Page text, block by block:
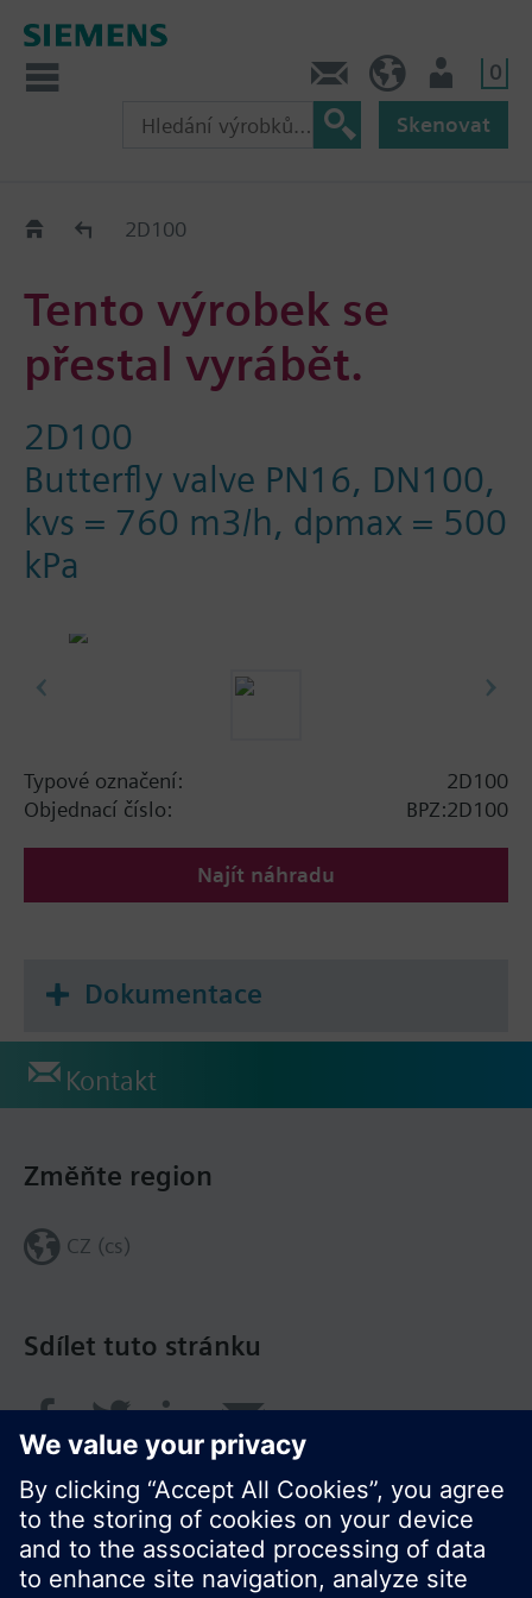
0
Skenovat
Old2New2D100
Tento výrobek se
přestal vyrábět.
2D100
Butterfly valve PN16, DN100,
kvs = 760 m3/h, dpmax = 500
kPa
Typové označení:
2D100
Objednací číslo:
BPZ:2D100
Najít náhradu
Dokumentace
Kontakt
Sdílet tuto stránku
Změňte region
CZ (cs)